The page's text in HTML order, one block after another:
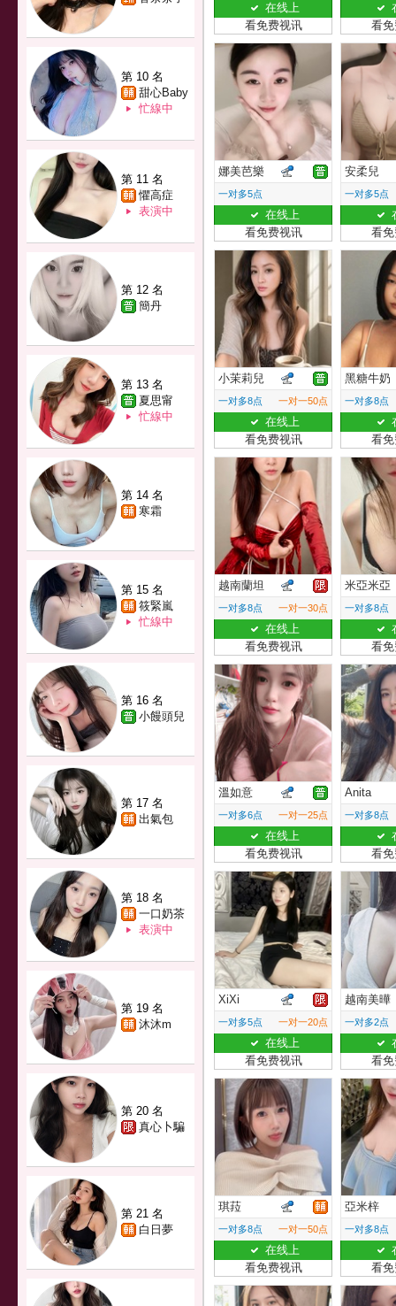
第 10 名
甜心Baby
忙線中
第 11 名
懼高症
表演中
第 12 名
簡丹
第 13 名
夏思甯
忙線中
第 14 名
寒霜
第 15 名
筱緊嵐
忙線中
第 16 名
小饅頭兒
第 17 名
出氣包
第 18 名
一口奶茶
表演中
第 19 名
沐沐m
第 20 名
真心卜騙
第 21 名
白日夢
在线上
看免费视讯
看
娜美芭樂
一对多5点
在线上
看免费视讯
安柔兒
一对多5点
看
小茉莉兒
一对多8点 一对一50点
在线上
看免费视讯
黑糖牛奶
一对多8点
看
越南蘭坦
一对多8点 一对一30点
在线上
看免费视讯
米亞米亞
一对多8点
看
溫如意
一对多6点 一对一25点
在线上
看免费视讯
Anita
一对多8点
看
XiXi
一对多5点 一对一20点
在线上
看免费视讯
越南美曄
一对多2点
看
琪菈
一对多8点 一对一50点
在线上
看免费视讯
亞米梓
一对多8点
看